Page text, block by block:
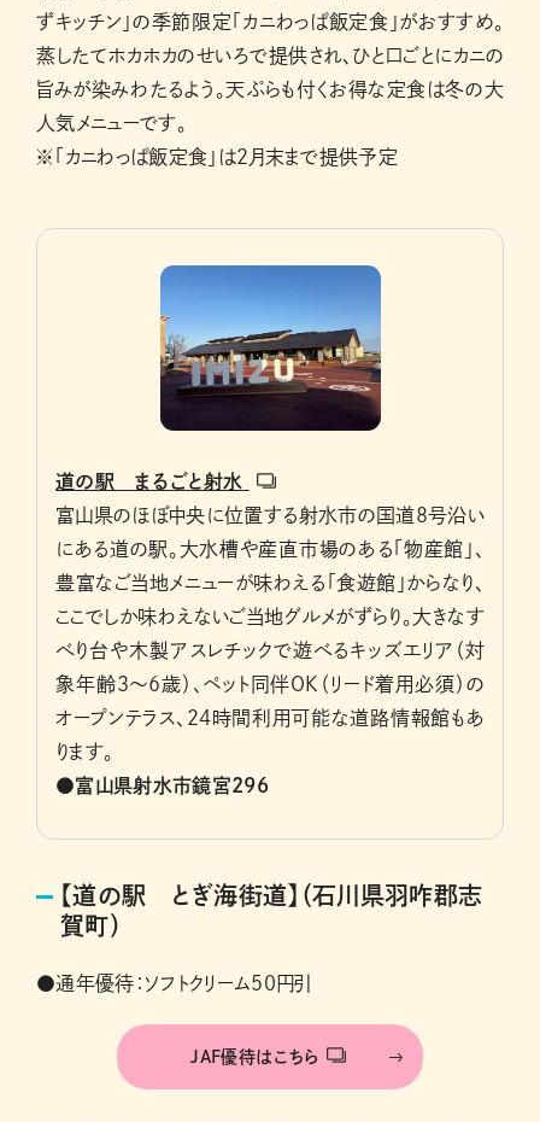
ずキッチン」の季節限定「カニわっぱ飯定食」がおすすめ。
蒸したてホカホカのせいろで提供され、ひと口ごとにカニの
旨みが染みわたるよう。天ぷらも付くお得な定食は冬の大
人気メニューです。
※「カニわっぱ飯定食」は2月末まで提供予定
道の駅 まるごと射水
富山県のほぼ中央に位置する射水市の国道8号沿い
にある道の駅。大水槽や産直市場のある「物産館」、
豊富なご当地メニューが味わえる「食遊館」からなり、
ここでしか味わえないご当地グルメがずらり。大きなす
べり台や木製アスレチックで遊べるキッズエリア（対
象年齢3～6歳）、ペット同伴OK（リード着用必須）の
オープンテラス、24時間利用可能な道路情報館もあ
ります。
●富山県射水市鏡宮296
【道の駅 とぎ海街道】（石川県羽咋郡志
賀町）
●通年優待：ソフトクリーム50円引
JAF優待はこちら